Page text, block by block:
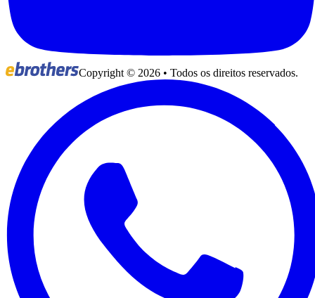
Copyright © 2026 • Todos os direitos reservados.